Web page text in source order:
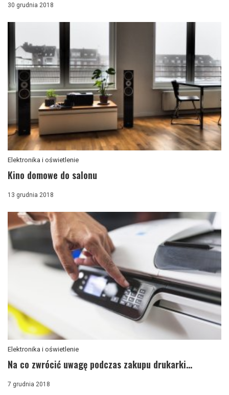
30 grudnia 2018
Elektronika i oświetlenie
Kino domowe do salonu
13 grudnia 2018
Elektronika i oświetlenie
Na co zwrócić uwagę podczas zakupu drukarki...
7 grudnia 2018